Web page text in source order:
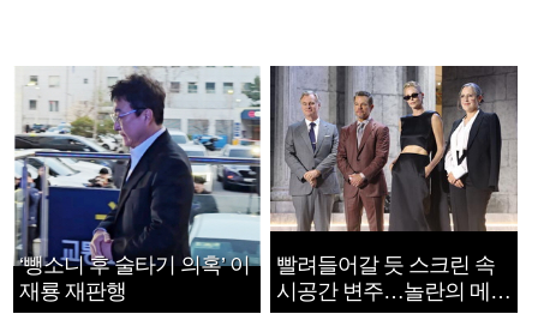
‘뺑소니 후 술타기 의혹’ 이
재룡 재판행
빨려들어갈 듯 스크린 속
시공간 변주…놀란의 메시